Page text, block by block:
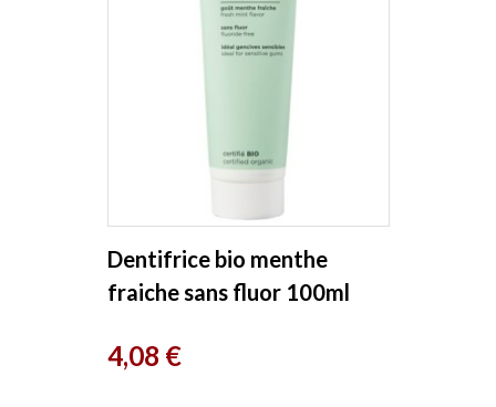
Dentifrice bio menthe
fraiche sans fluor 100ml
Prix
4,08 €